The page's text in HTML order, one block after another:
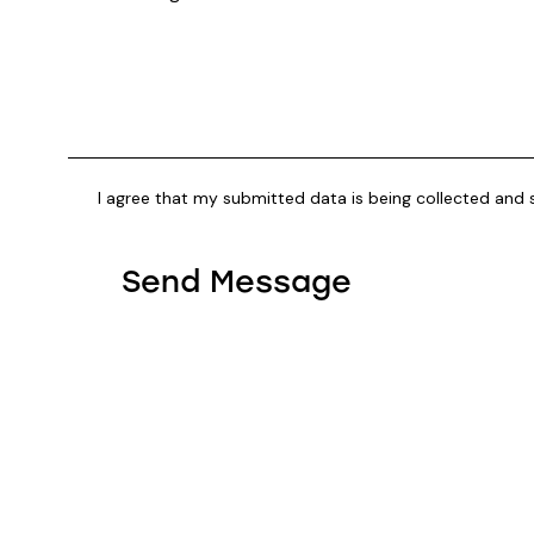
I agree that my submitted data is being collected and
Send Message